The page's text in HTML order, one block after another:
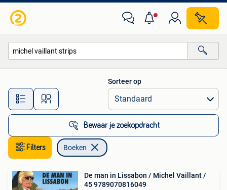
Alle afstanden…
Sorteer op
Bewaar je zoekopdracht
Filters Boeken
De man in Lissabon / Michel Vaillant /
45 9789070816049